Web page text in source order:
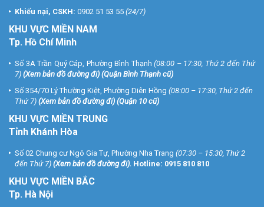
Khiếu nại, CSKH: 0902 51 53 55 (24/7)
KHU VỰC MIỀN NAM
Tp. Hồ Chí Minh
Số 3A Trần Quý Cáp, Phường Bình Thạnh (08:00 – 17:30, Thứ 2 đến Thứ
7) (Xem bản đồ đường đi) (Quận Bình Thạnh cũ)
Số 354/70 Lý Thường Kiệt, Phường Diên Hồng (08:00 – 17:30, Thứ 2 đến
Thứ 7) (Xem bản đồ đường đi) (Quận 10 cũ)
KHU VỰC MIỀN TRUNG
Tỉnh Khánh Hòa
Số 02 Chung cư Ngô Gia Tự, Phường Nha Trang (07:30 – 15:30, Thứ 2
đến Thứ 7) (Xem bản đồ đường đi). Hotline: 0915 810 810
KHU VỰC MIỀN BẮC
Tp. Hà Nội